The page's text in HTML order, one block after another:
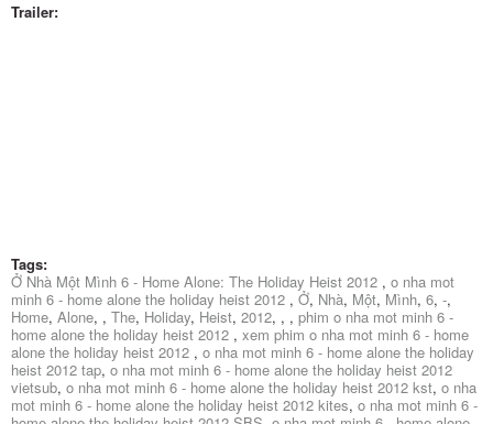
Trailer:
Tags:
Ở Nhà Một Mình 6 - Home Alone: The Holiday Heist 2012 , o nha mot
minh 6 - home alone the holiday heist 2012 , Ở, Nhà, Một, Mình, 6, -,
Home, Alone, , The, Holiday, Heist, 2012, , , phim o nha mot minh 6 -
home alone the holiday heist 2012 , xem phim o nha mot minh 6 - home
alone the holiday heist 2012 , o nha mot minh 6 - home alone the holiday
heist 2012 tap, o nha mot minh 6 - home alone the holiday heist 2012
vietsub, o nha mot minh 6 - home alone the holiday heist 2012 kst, o nha
mot minh 6 - home alone the holiday heist 2012 kites, o nha mot minh 6 -